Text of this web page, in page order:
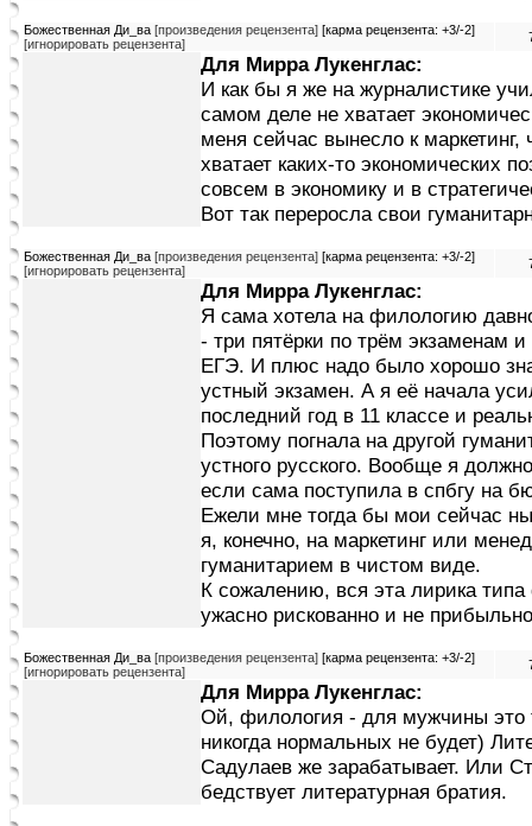
Божественная Ди_ва [произведения рецензента] [карма рецензента: +3/-2]
[игнорировать рецензента]
Для Мирра Лукенглас:
И как бы я же на журналистике
самом деле не хватает
меня сейчас вынесло к
хватает каких-то экономических
совсем в экономику и в
Вот так переросла свои
Божественная Ди_ва [произведения рецензента] [карма рецензента: +3/-2]
[игнорировать рецензента]
Для Мирра Лукенглас:
Я сама хотела на филологию
- три пятёрки по трём экзаменам
ЕГЭ. И плюс надо было хорошо
устный экзамен. А я её начала
последний год в 11 классе и
Поэтому погнала на другой
устного русского. Вообще я
если сама поступила в спбгу на
Ежели мне тогда бы мои сейчас
я, конечно, на маркетинг или
гуманитарием в чистом виде.
К сожалению, вся эта лирика
ужасно рискованно и не
Божественная Ди_ва [произведения рецензента] [карма рецензента: +3/-2]
[игнорировать рецензента]
Для Мирра Лукенглас:
Ой, филология - для мужчины это
никогда нормальных не будет)
Садулаев же зарабатывает. Или
бедствует литературная братия.